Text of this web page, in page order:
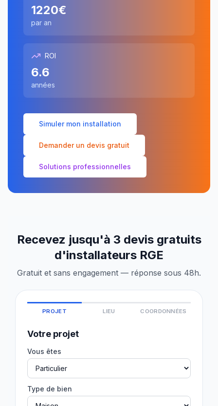
1220€
par an
ROI
6.6
années
Simuler mon installation
Demander un devis gratuit
Solutions professionnelles
Recevez jusqu'à 3 devis gratuits
d'installateurs RGE
Gratuit et sans engagement — réponse sous 48h.
PROJET LIEU COORDONNÉES
Votre projet
Vous êtes
Type de bien